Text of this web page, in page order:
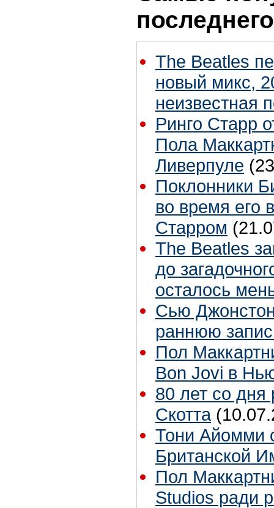
The Beatles
новый микс,
неизвестная
Ринго Старр
Пола
Ливерпуле
Поклонники
во время его
Старром
The Beatles
до
осталось
Сью
раннюю
Пол
Bon Jovi в
80 лет со
Скотта
Тони Айомми
Британской
Пол
Studios ради